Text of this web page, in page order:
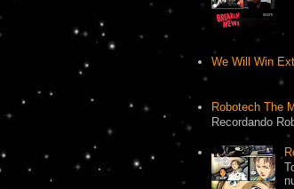
We Will Win
Robotech The
Recordando